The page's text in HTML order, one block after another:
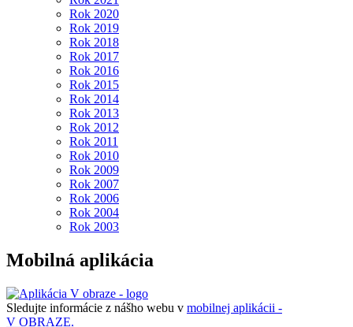
Rok 2020
Rok 2019
Rok 2018
Rok 2017
Rok 2016
Rok 2015
Rok 2014
Rok 2013
Rok 2012
Rok 2011
Rok 2010
Rok 2009
Rok 2007
Rok 2006
Rok 2004
Rok 2003
Mobilná aplikácia
Sledujte informácie z nášho webu v mobilnej aplikácii -
V OBRAZE.